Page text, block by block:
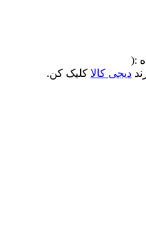
:(
دیجی کالا کلیک کن.